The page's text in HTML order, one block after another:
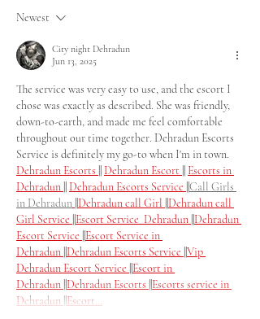
Especiales Santiago
2027 con Clasificatorio
de Tenis de Mesa
Newest
City night Dehradun
Jun 13, 2025
The service was very easy to use, and the escort I
chose was exactly as described. She was friendly,
down-to-earth, and made me feel comfortable
throughout our time together. Dehradun Escorts
Service is definitely my go-to when I'm in town.
Dehradun Escorts
Dehradun Escort
Escorts in
Dehradun Dehradun Escorts Service Call Girls
in Dehradun Dehradun call Girl Dehradun call
Girl Service Escort Service  Dehradun Dehradun
Escort Service Escort Service in
Dehradun Dehradun Escorts Service Vip
Dehradun Escort Service Escort in
Dehradun Dehradun Escorts Escorts service in
Dehradun ||Escort…